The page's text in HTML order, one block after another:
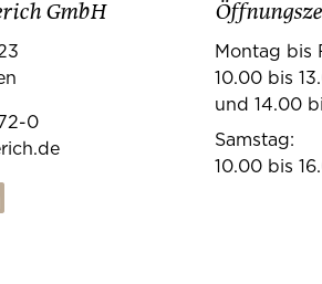
GmbH
0
Montag bis
10.00 bis
und 14.00
Samstag:
10.00 bis